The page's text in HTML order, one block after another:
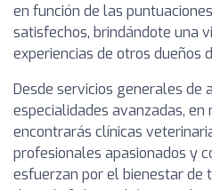
en función de las
satisfechos, brindándote una
experiencias de otros dueños
Desde servicios generales de
especialidades avanzadas,
encontrarás clínicas
profesionales apasionados y
esfuerzan por el bienestar de